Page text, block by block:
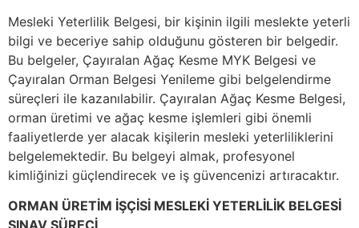
Mesleki Yeterlilik Belgesi, bir kişinin ilgili meslekte yeterli
bilgi ve beceriye sahip olduğunu gösteren bir belgedir.
Bu belgeler, Çayıralan Ağaç Kesme MYK Belgesi ve
Çayıralan Orman Belgesi Yenileme gibi belgelendirme
süreçleri ile kazanılabilir. Çayıralan Ağaç Kesme Belgesi,
orman üretimi ve ağaç kesme işlemleri gibi önemli
faaliyetlerde yer alacak kişilerin mesleki yeterliliklerini
belgelemektedir. Bu belgeyi almak, profesyonel
kimliğinizi güçlendirecek ve iş güvencenizi artıracaktır.
ORMAN ÜRETİM İŞÇİSİ MESLEKİ YETERLİLİK BELGESİ